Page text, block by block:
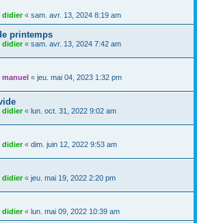
didier« sam. avr. 13, 2024 8:19 am
printemps
didier« sam. avr. 13, 2024 7:42 am
manuel « jeu. mai 04, 2023 1:32 pm
didier« lun. oct. 31, 2022 9:02 am
didier« dim. juin 12, 2022 9:53 am
didier« jeu. mai 19, 2022 2:20 pm
didier« lun. mai 09, 2022 10:39 am